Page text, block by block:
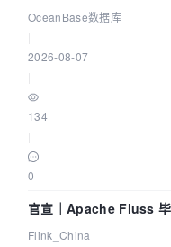
Agent 既当运动员又
OceanBase数据库
2026-08-07
134
0
官宣｜Apache Fluss
Agentic Lake 全面实时
Flink_China